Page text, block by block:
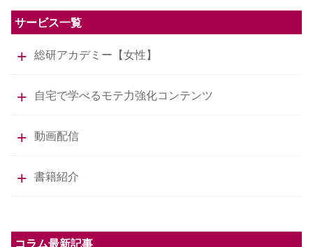
サービス一覧
総研アカデミー【女性】
自宅で学べるモテ力強化コンテンツ
動画配信
書籍紹介
コラム最新記事